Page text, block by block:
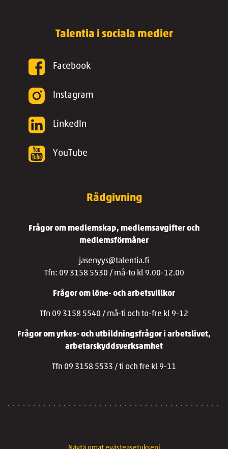
Talentia i sociala medier
Facebook
Instagram
LinkedIn
YouTube
Rådgivning
Frågor om medlemskap, medlemsavgifter och
medlemsförmåner
jasenyys@talentia.fi
Tfn: 09 3158 5530 / må-to kl 9.00-12.00
Frågor om löne- och arbetsvillkor
Tfn 09 3158 5540 / må-ti och to-fre kl 9-12
Frågor om yrkes- och utbildningsfrågor i arbetslivet,
arbetarskyddsverksamhet
Tfn 09 3158 5533 / ti och fre kl 9-11